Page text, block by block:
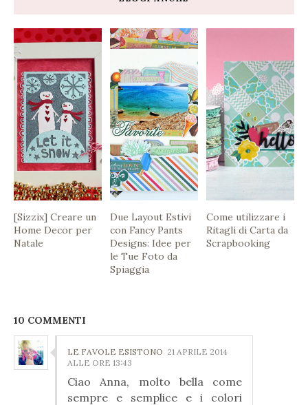
[Sizzix] Creare un
Home Decor per
Natale
Due Layout Estivi
con Fancy Pants
Designs: Idee per
le Tue Foto da
Spiaggia
Come utilizzare i
Ritagli di Carta da
Scrapbooking
10 COMMENTI
LE FAVOLE ESISTONO 21 APRILE 2014
ALLE ORE 13:43
Ciao Anna, molto bella come
sempre e semplice e i colori